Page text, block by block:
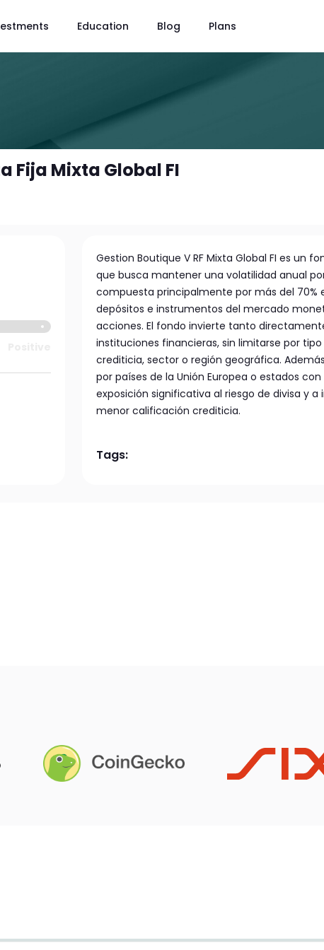
Education Blog Plans
Fija Mixta Global FI
Gestion Boutique V RF Mixta Global FI es un
que busca mantener una volatilidad anual
compuesta principalmente por más del 70%
depósitos e instrumentos del mercado
acciones. El fondo invierte tanto
instituciones financieras, sin limitarse por
crediticia, sector o región geográfica.
por países de la Unión Europea o estados
exposición significativa al riesgo de divisa y
menor calificación crediticia.
Tags: